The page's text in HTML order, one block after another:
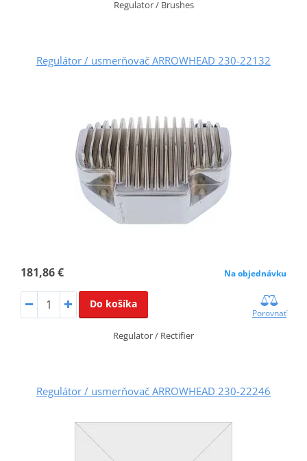
Regulator / Brushes
Regulátor / usmerňovač ARROWHEAD 230-22132
181,86 € Na objednávku
Do košíka
Porovnať
Regulator / Rectifier
Regulátor / usmerňovač ARROWHEAD 230-22246